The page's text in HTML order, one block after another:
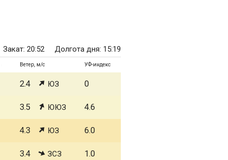
Закат: 20:52 Долгота дня: 15:19
Ветер, м/с УФ-индекс
2.4 ЮЗ 0
3.5 ЮЮЗ 4.6
4.3 ЮЗ 6.0
3.4 ЗСЗ 1.0